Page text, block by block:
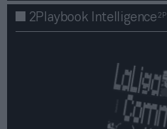
2Playbook Intelligence2P